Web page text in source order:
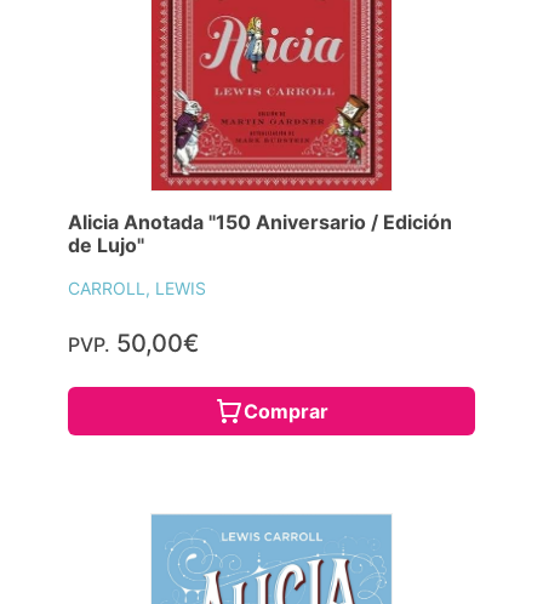
Alicia Anotada "150 Aniversario / Edición
de Lujo"
CARROLL, LEWIS
PVP. 50,00€
Comprar